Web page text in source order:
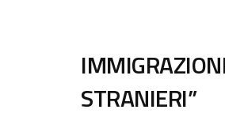
STRANIERI”